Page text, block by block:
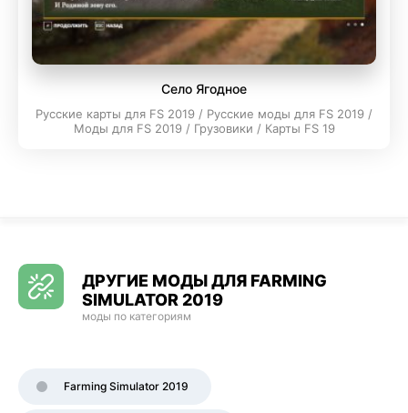
Село Ягодное
Русские карты для FS 2019 / Русские моды для FS 2019 /
Моды для FS 2019 / Грузовики / Карты FS 19
ДРУГИЕ МОДЫ ДЛЯ FARMING
SIMULATOR 2019
моды по категориям
Farming Simulator 2019